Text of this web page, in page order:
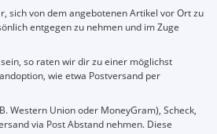
sich von dem angebotenen Artikel vor Ort zu
entgegen zu nehmen und im Zuge
so raten wir dir zu einer möglichst
wie etwa Postversand per
Western Union oder MoneyGram), Scheck,
via Post Abstand nehmen. Diese